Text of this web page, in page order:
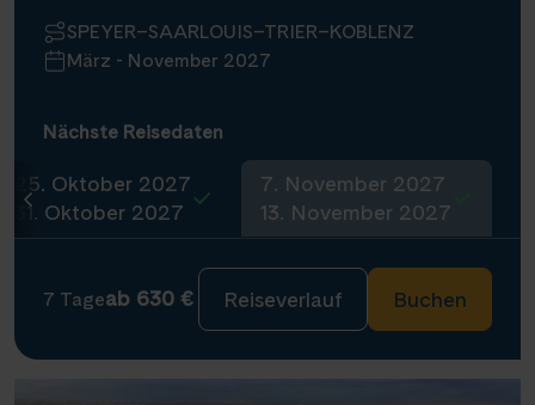
SPEYER–SAARLOUIS–TRIER–KOBLENZ
März - November 2027
Nächste Reisedaten
25. Oktober 2027
31. Oktober 2027
7. November 2027
13. November 2027
7 Tageab 630 € Reiseverlauf Buchen